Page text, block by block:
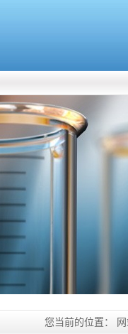
您当前的位置：